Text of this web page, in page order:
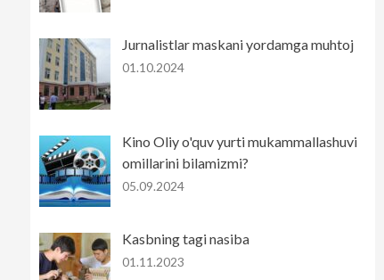
Jurnalistlar maskani yordamga muhtoj
01.10.2024
Kino Oliy o'quv yurti mukammallashuvi
omillarini bilamizmi?
05.09.2024
Kasbning tagi nasiba
01.11.2023